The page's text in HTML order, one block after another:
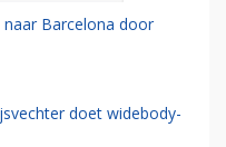
Barcelona door
doet widebody-